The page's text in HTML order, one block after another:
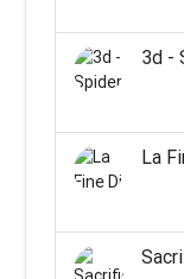
3d -
La